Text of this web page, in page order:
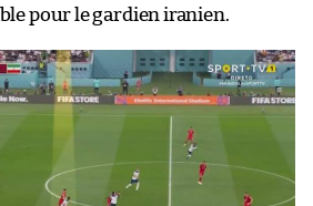
pour le gardien iranien.